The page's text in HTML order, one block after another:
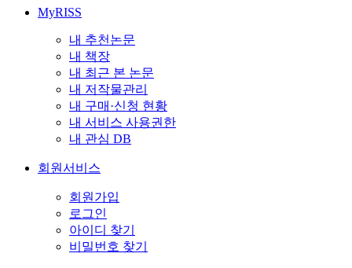
MyRISS
내 추천논문
내 책장
내 최근 본 논문
내 저작물관리
내 구매·신청 현황
내 서비스 사용권한
내 관심 DB
회원서비스
회원가입
로그인
아이디 찾기
비밀번호 찾기